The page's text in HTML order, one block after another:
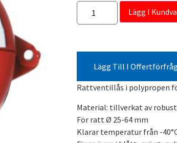
Lägg I
Lägg Till I
Rattventillås i polypropen
Material: tillverkat av
För ratt Ø 25-64 mm
Klarar temperatur från -